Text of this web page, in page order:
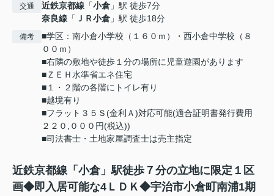
交通 近鉄京都線 「小倉 」駅 徒歩7分
奈良線 「 ＪＲ小倉 」駅 徒歩18分
備考
■学区：南小倉小学校（１６０ｍ）・西小倉中学校（８
００ｍ）
■右隣の敷地や徒歩１分の場所に児童遊園があります
■ＺＥＨ水準省エネ住宅
■１・２階の各階にトイレ有り
■越境有り
■フラット３５Ｓ(金利Ａ)対応可能(適合証明書発行費用
２２０,０００円(税込))
■司法書士・土地家屋調査士は売主指定
近鉄京都線「小倉」駅徒歩７分の立地に限定１区
画◆即入居可能な4ＬＤＫ◆宇治市小倉町南浦1期